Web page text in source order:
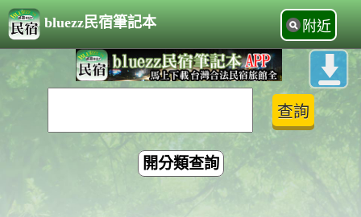
bluezz民宿筆記本 附近
開分類查詢